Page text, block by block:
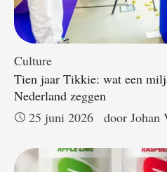
Culture
Tien jaar Tikkie: wat een
Nederland zeggen
25 juni 2026
door Johan